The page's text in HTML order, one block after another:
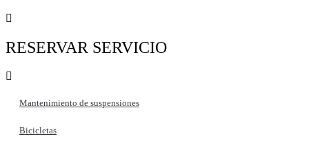
RESERVAR SERVICIO
Mantenimiento de suspensiones
Bicicletas